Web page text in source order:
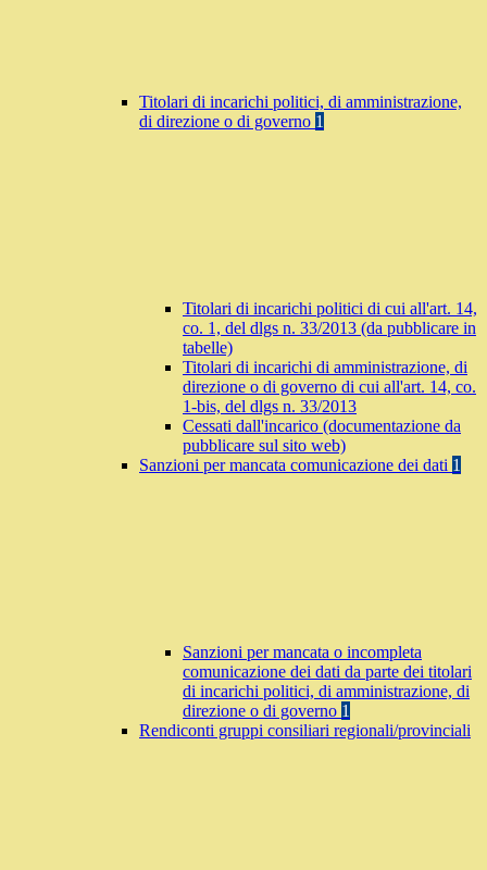
Titolari di incarichi politici, di amministrazione,
di direzione o di governo 1
Titolari di incarichi politici di cui all'art. 14,
co. 1, del dlgs n. 33/2013 (da pubblicare in
tabelle)
Titolari di incarichi di amministrazione, di
direzione o di governo di cui all'art. 14, co.
1-bis, del dlgs n. 33/2013
Cessati dall'incarico (documentazione da
pubblicare sul sito web)
Sanzioni per mancata comunicazione dei dati 1
Sanzioni per mancata o incompleta
comunicazione dei dati da parte dei titolari
di incarichi politici, di amministrazione, di
direzione o di governo 1
Rendiconti gruppi consiliari regionali/provinciali